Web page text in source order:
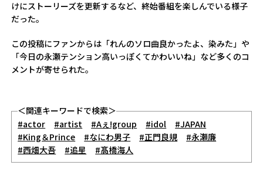
けにストーリーズを更新するなど、終始番組を楽しんでいる様子
だった。
この投稿にファンからは「れんのソロ曲良かったよ、染みた」や
「今日の永瀬テンション高いっぽくてかわいいね」など多くのコ
メントが寄せられた。
＜関連キーワードで検索＞
#actor
#artist #Aぇ!group #idol
#JAPAN
#King＆Prince
#なにわ男子 #正門良規
#永瀬廉
#西畑大吾
#追星 #髙橋海人